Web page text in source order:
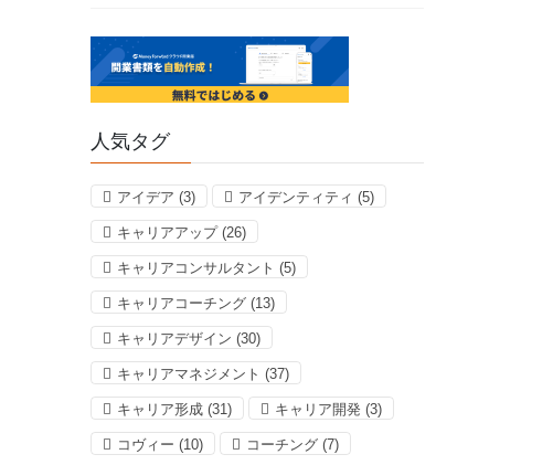
人気タグ
アイデア (3) アイデンティティ (5)
キャリアアップ(26)
キャリアコンサルタント (5)
キャリアコーチング (13)
キャリアデザイン (30)
キャリアマネジメント (37)
キャリア形成 (31) キャリア開発 (3)
コヴィー (10) コーチング (7)